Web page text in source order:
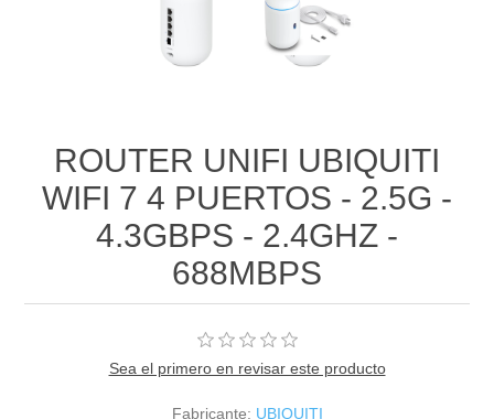
ROUTER UNIFI UBIQUITI
WIFI 7 4 PUERTOS - 2.5G -
4.3GBPS - 2.4GHZ -
688MBPS
Sea el primero en revisar este producto
Fabricante: UBIQUITI